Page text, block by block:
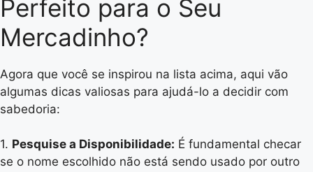
Perfeito para o Seu
Mercadinho?
Agora que você se inspirou na lista acima, aqui vão
algumas dicas valiosas para ajudá-lo a decidir com
sabedoria:
1. Pesquise a Disponibilidade: É fundamental checar
se o nome escolhido não está sendo usado por outro